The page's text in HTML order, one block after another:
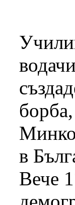
Минко
в
Вече